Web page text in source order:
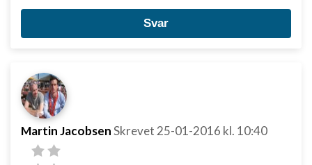
Svar
Martin JacobsenSkrevet 25-01-2016 kl. 10:40